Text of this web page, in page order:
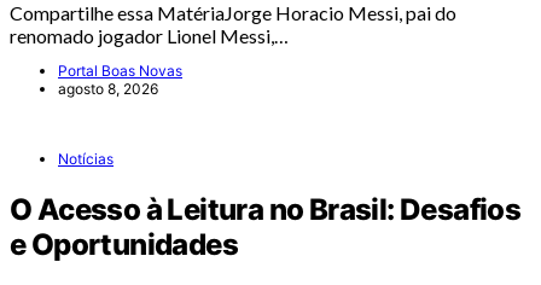
Compartilhe essa MatériaJorge Horacio Messi, pai do
renomado jogador Lionel Messi,…
Portal Boas Novas
agosto 8, 2026
Notícias
O Acesso à Leitura no Brasil: Desafios
e Oportunidades